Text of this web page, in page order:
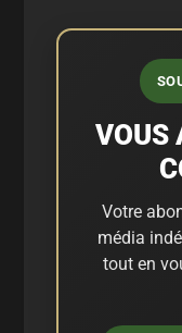
VOUS
Votre
média
tout en